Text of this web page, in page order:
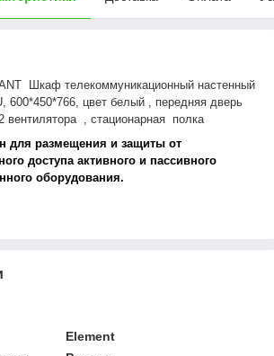
Шкаф телекоммуникационный настенный
600*450*766, цвет белый , передняя дверь
вентилятора , стационарная полка
для размещения и защиты от
доступа активного и пассивного
оборудования.
Element